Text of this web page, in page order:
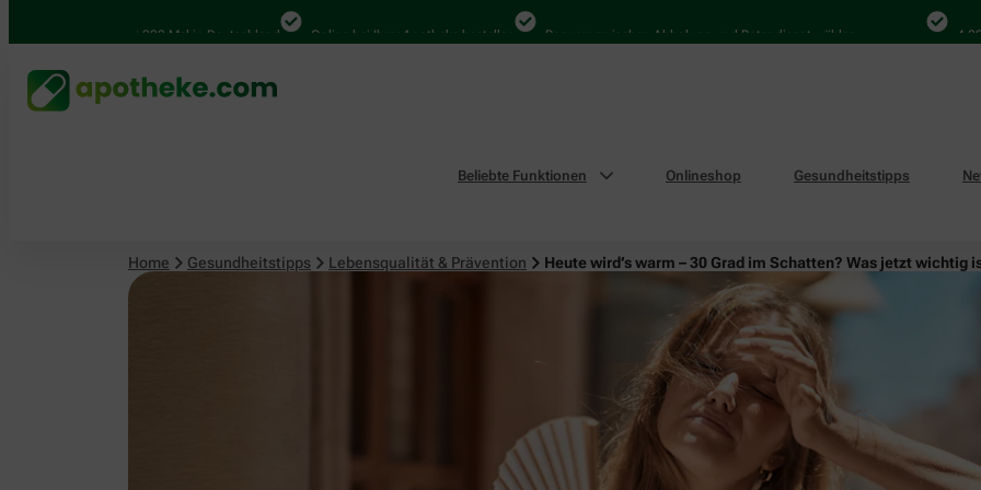
4.000 Mal in Deutschland Online bei Ihrer Apotheke bestellen Bequem zwischen Abholung und Botendienst wählen 4.000
Beliebte Funktionen Onlineshop Gesundheitstipps
Home Gesundheitstipps Lebensqualität & Prävention Heute wird’s warm – 30 Grad im Schatten? Was jetzt wichtig
Lebensqualität & Prävention